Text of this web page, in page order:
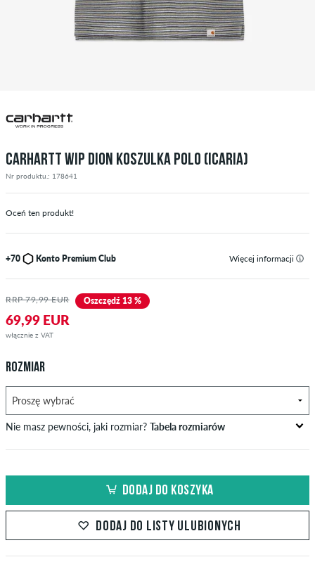
CARHARTT WIP DION KOSZULKA POLO (ICARIA)
Nr produktu.: 178641
Oceń ten produkt!
+70 Konto Premium Club Więcej informacji
RRP 79,99 EUR Oszczędź 13 %
69,99 EUR
włącznie z VAT
ROZMIAR
Nie masz pewności, jaki rozmiar? Tabela rozmiarów
US EU
w cm
in cm
XS 42 82-87 69-74 82-87
DODAJ DO KOSZYKA
DODAJ DO LISTY ULUBIONYCH